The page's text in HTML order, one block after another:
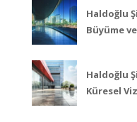
Haldoğlu
Büyüme
Haldoğlu
Küresel